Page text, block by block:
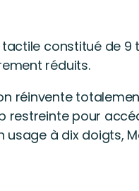
tactile constitué de
réduits.
réinvente
restreinte pour
usage à dix doigts,